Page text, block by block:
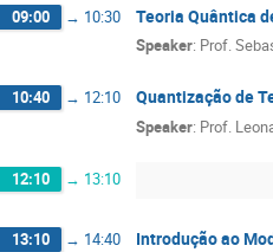
09:00 → 10:30 Teoria Quântica
Speaker: Prof.
10:40 → 12:10 Quantização de
Speaker: Prof.
12:10 → 13:10
13:10 → 14:40 Introdução ao